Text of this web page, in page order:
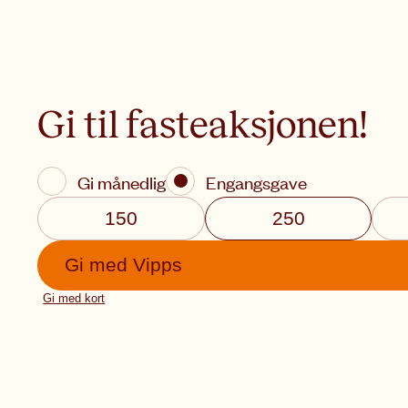
Gi til fasteaksjonen!
Gi månedlig Engangsgave
150 250
Gi med Vipps
Gi med kort